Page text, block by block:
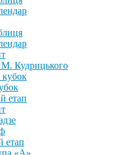
М. Кудрицького
етап
етап
«А»